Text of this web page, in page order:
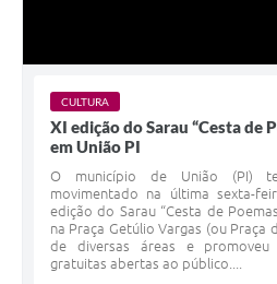
CULTURA
XI edição do Sarau “Cesta de
em União PI
O município de União (PI)
movimentado na última sexta-
edição do Sarau “Cesta de
na Praça Getúlio Vargas (ou Praça
de diversas áreas e promoveu
gratuitas abertas ao público....